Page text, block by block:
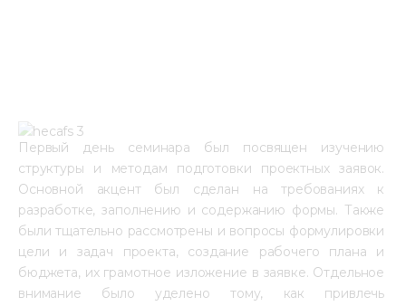
Первый день семинара был посвящен изучению
структуры и методам подготовки проектных заявок.
Основной акцент был сделан на требованиях к
разработке, заполнению и содержанию формы. Также
были тщательно рассмотрены и вопросы формулировки
цели и задач проекта, создание рабочего плана и
бюджета, их грамотное изложение в заявке. Отдельное
внимание было уделено тому, как привлечь